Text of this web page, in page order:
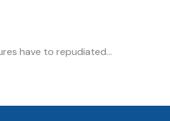
have to repudiated…